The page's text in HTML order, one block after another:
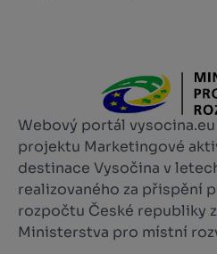
Webový portál
projektu Marketingové
destinace Vysočina v
realizovaného za přispění
rozpočtu České republiky
Ministerstva pro místní